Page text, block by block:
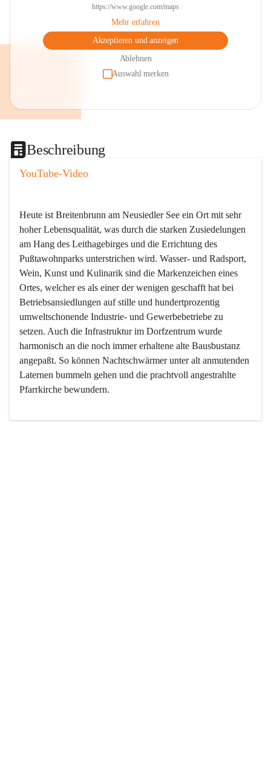
https://www.google.com/maps
Mehr erfahren
Akzeptieren und anzeigen
Ablehnen
Auswahl merken
Beschreibung
YouTube-Video
Heute ist Breitenbrunn am Neusiedler See ein Ort mit sehr
hoher Lebensqualität, was durch die starken Zusiedelungen
am Hang des Leithagebirges und die Errichtung des
Pußtawohnparks unterstrichen wird. Wasser- und Radsport,
Wein, Kunst und Kulinarik sind die Markenzeichen eines
Ortes, welcher es als einer der wenigen geschafft hat bei
Betriebsansiedlungen auf stille und hundertprozentig
umweltschonende Industrie- und Gewerbebetriebe zu
setzen. Auch die Infrastruktur im Dorfzentrum wurde
harmonisch an die noch immer erhaltene alte Bausbustanz
angepaßt. So können Nachtschwärmer unter alt anmutenden
Laternen bummeln gehen und die prachtvoll angestrahlte
Pfarrkirche bewundern.
Der Weinbau dominert heute nicht mehr, ist aber integrativer